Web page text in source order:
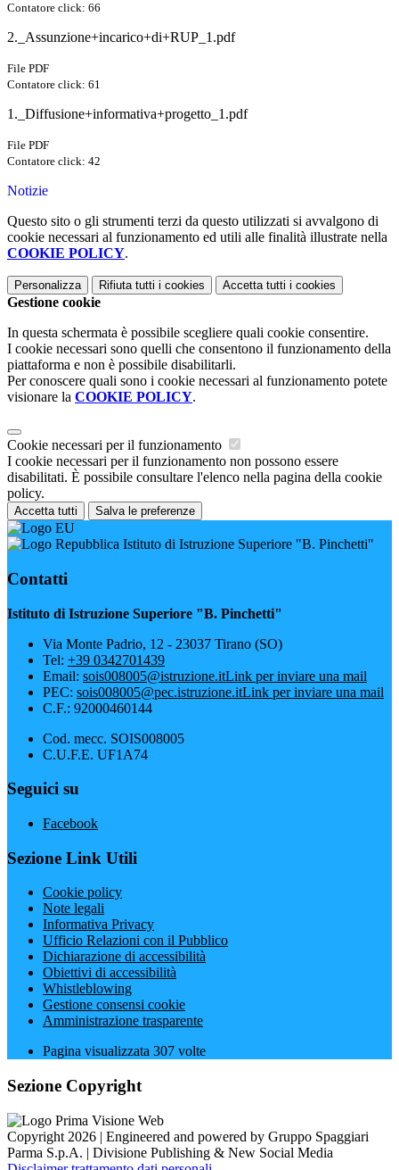
Contatore click: 66
2._Assunzione+incarico+di+RUP_1.pdf
File PDF
Contatore click: 61
1._Diffusione+informativa+progetto_1.pdf
File PDF
Contatore click: 42
Notizie
Questo sito o gli strumenti terzi da questo utilizzati si avvalgono di
cookie necessari al funzionamento ed utili alle finalità illustrate nella
COOKIE POLICY.
Personalizza Rifiuta tutti i cookies Accetta tutti i cookies
Gestione cookie
In questa schermata è possibile scegliere quali cookie consentire.
I cookie necessari sono quelli che consentono il funzionamento della
piattaforma e non è possibile disabilitarli.
Per conoscere quali sono i cookie necessari al funzionamento potete
visionare la COOKIE POLICY.
Cookie necessari per il funzionamento
I cookie necessari per il funzionamento non possono essere
disabilitati. È possibile consultare l'elenco nella pagina della cookie
policy.
Accetta tutti Salva le preferenze
Istituto di Istruzione Superiore "B. Pinchetti"
Contatti
Istituto di Istruzione Superiore "B. Pinchetti"
Via Monte Padrio, 12 - 23037 Tirano (SO)
Tel: +39 0342701439
Email: sois008005@istruzione.itLink per inviare una mail
PEC: sois008005@pec.istruzione.itLink per inviare una mail
C.F.: 92000460144
Cod. mecc. SOIS008005
C.U.F.E. UF1A74
Seguici su
Facebook
Sezione Link Utili
Cookie policy
Note legali
Informativa Privacy
Ufficio Relazioni con il Pubblico
Dichiarazione di accessibilità
Obiettivi di accessibilità
Whistleblowing
Gestione consensi cookie
Amministrazione trasparente
Pagina visualizzata 307 volte
Sezione Copyright
Copyright 2026 | Engineered and powered by Gruppo Spaggiari
Parma S.p.A. | Divisione Publishing & New Social Media